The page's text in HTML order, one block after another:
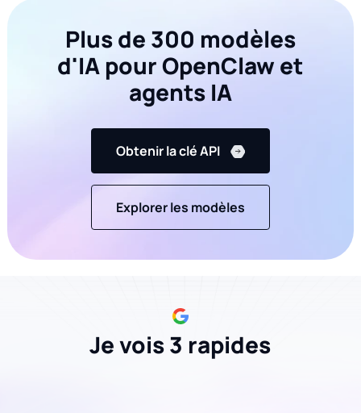
Plus de 300 modèles
d'IA pour OpenClaw et
agents IA
Obtenir la clé API
Explorer les modèles
Je vois 3 rapides